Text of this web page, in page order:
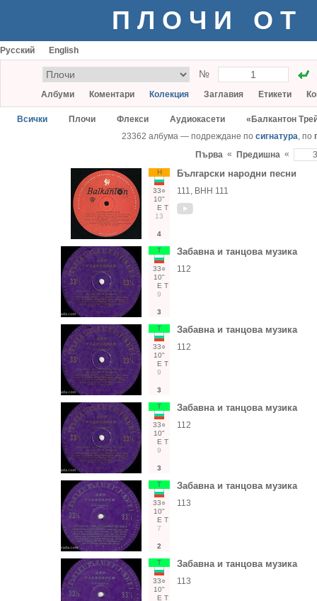
ПЛОЧИ ОТ
Русский English
№
Албуми Коментари Колекция Заглавия Етикети
Всички Плочи Флекси Аудиокасети
«Балкантон
23362 албума — подреждане по сигнатура, по
Първа « Предишна «
Н
33○
10"
Е Т
13
4
Български народни песни
111, ВНН 111
Т
33○
10"
Е Т
9
3
Забавна и танцова музика
112
Т
33○
10"
Е Т
9
3
Забавна и танцова музика
112
Т
33○
10"
Е Т
9
3
Забавна и танцова музика
112
Т
33○
10"
Е Т
7
2
Забавна и танцова музика
113
Т
33○
10"
Е Т
Забавна и танцова музика
113